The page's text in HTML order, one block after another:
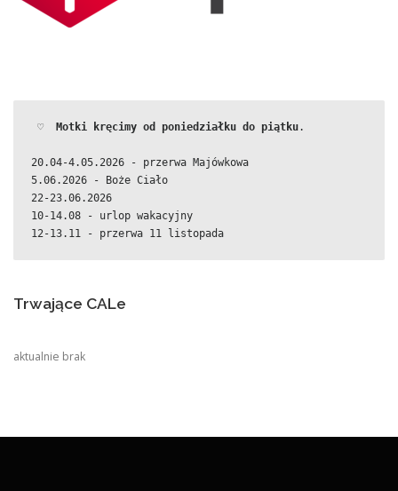
♡ Motki kręcimy od poniedziałku do piątku.
20.04-4.05.2026 - przerwa Majówkowa
5.06.2026 - Boże Ciało
22-23.06.2026
10-14.08 - urlop wakacyjny
12-13.11 - przerwa 11 listopada
Trwające CALe
aktualnie brak